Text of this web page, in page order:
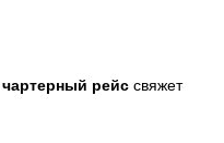
чартерный рейс свяжет